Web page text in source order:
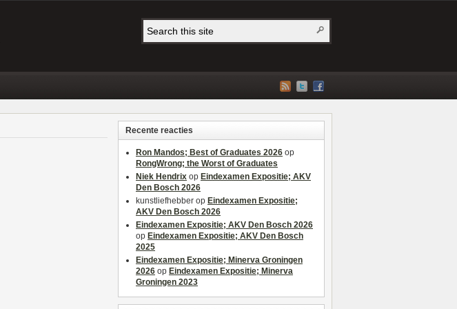
Recente reacties
Ron Mandos; Best of Graduates 2026 op
RongWrong; the Worst of Graduates
Niek Hendrix op Eindexamen Expositie; AKV
Den Bosch 2026
kunstliefhebber op Eindexamen Expositie;
AKV Den Bosch 2026
Eindexamen Expositie; AKV Den Bosch 2026
op Eindexamen Expositie; AKV Den Bosch
2025
Eindexamen Expositie; Minerva Groningen
2026 op Eindexamen Expositie; Minerva
Groningen 2023